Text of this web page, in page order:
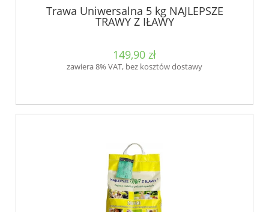
Trawa Uniwersalna 5 kg NAJLEPSZE
TRAWY Z IŁAWY
149,90 zł
zawiera 8% VAT, bez kosztów dostawy